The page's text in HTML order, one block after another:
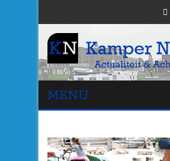
MENU